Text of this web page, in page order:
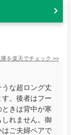
を楽天でチェック >>
な超ロング丈
。後者はフー
きは背中が寒
れません。御
ご夫婦ペアで